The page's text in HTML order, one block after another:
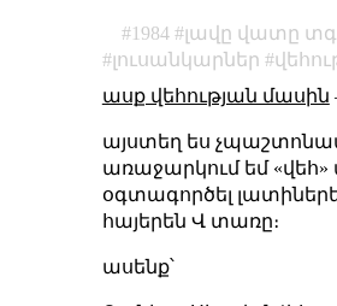
1984
լավը վատը
լուսանկարներ
ասք վեհության մասին
այստեղ ես
առաջարկում եմ «վեհ»
օգտագործել
հայերեն Վ տառը։
ասենք՝